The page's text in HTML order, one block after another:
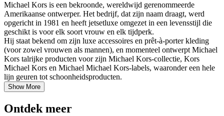
Michael Kors is een bekroonde, wereldwijd gerenommeerde
Amerikaanse ontwerper. Het bedrijf, dat zijn naam draagt, werd
opgericht in 1981 en heeft jetsetluxe omgezet in een levensstijl die
geschikt is voor elk soort vrouw en elk tijdperk.
Hij staat bekend om zijn luxe accessoires en prêt-à-porter kleding
(voor zowel vrouwen als mannen), en momenteel ontwerpt Michael
Kors talrijke producten voor zijn Michael Kors-collectie, Kors
Michael Kors en Michael Michael Kors-labels, waaronder een hele
lijn geuren tot schoonheidsproducten.
Show More
Ontdek meer